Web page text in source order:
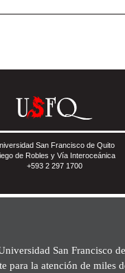
San Francisco de Quito
de Robles y Vía Interoceánica
+593 2 297 1700
San Francisco
para la atención de miles